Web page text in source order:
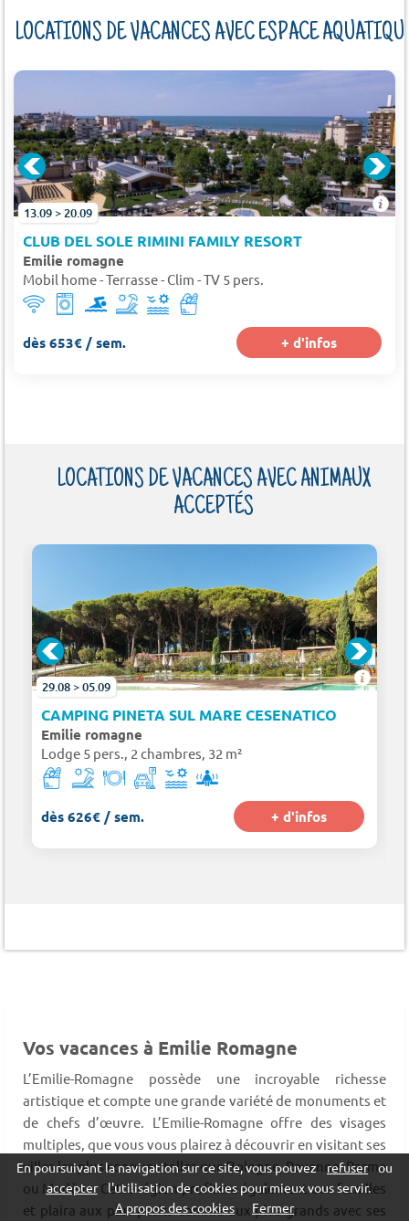
LOCATIONS DE VACANCES AVEC ESPACE
13.09 > 20.09
CLUB DEL SOLE RIMINI FAMILY RESORT
Emilie romagne
Mobil home - Terrasse - Clim - TV 5 pers.
dès 653€ / sem. + d'infos
LOCATIONS DE VACANCES AVEC ANIMAUX
ACCEPTÉS
29.08 > 05.09
CAMPING PINETA SUL MARE CESENATICO
Emilie romagne
Lodge 5 pers., 2 chambres, 32 m²
dès 626€ / sem. + d'infos
Vos vacances à Emilie Romagne
L’Emilie-Romagne possède une incroyable richesse
artistique et compte une grande variété de monuments et
de chefs d’œuvre. L’Emilie-Romagne offre des visages
multiples, que vous vous plairez à découvrir en visitant ses
villes les plus connues telles que Bologne, Ravenne, Parme
ou Modène. Cette région profitera également aux familles
et plaira aux plus petits comme aux plus grands avec ses
En poursuivant la navigation sur ce site, vous pouvez refuser ou
accepter l'utilisation de cookies pour mieux vous servir.
A propos des cookies
Fermer